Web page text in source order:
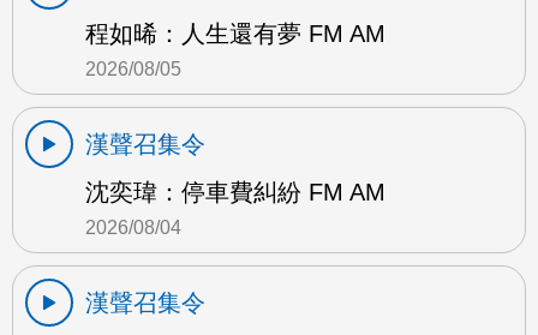
程如晞：人生還有夢 FM AM
2026/08/05
漢聲召集令
沈奕瑋：停車費糾紛 FM AM
2026/08/04
漢聲召集令